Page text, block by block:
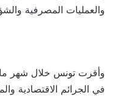
والعمليات المصرفية
في الجرائم الاقتصادية